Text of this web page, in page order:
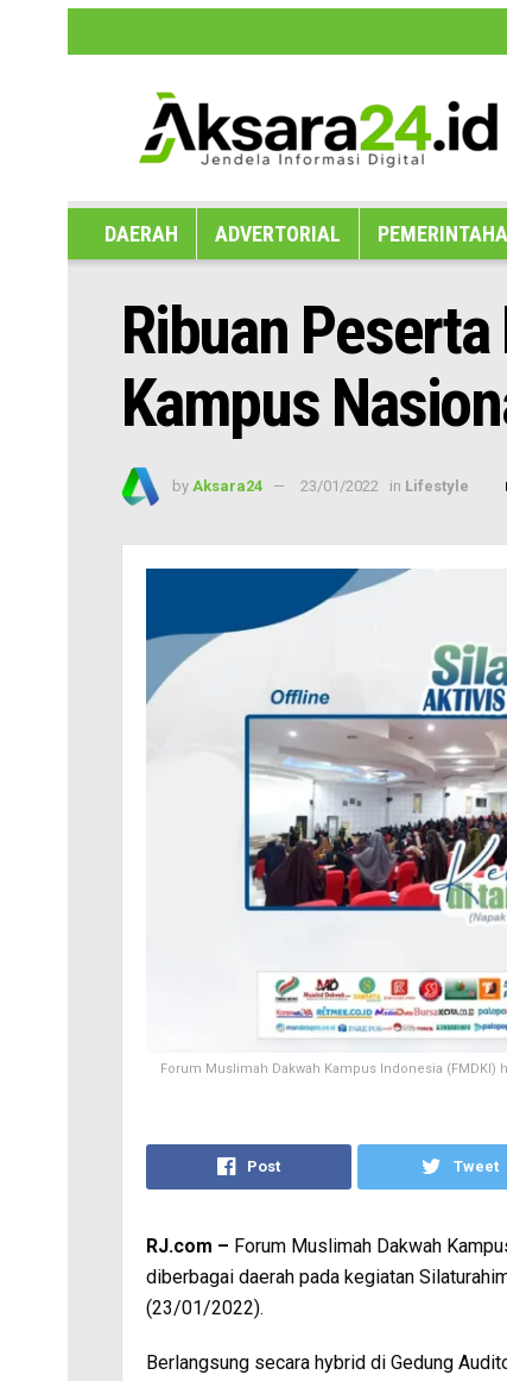
DAERAH ADVERTORIAL
Ribuan
Kampus
by Aksara24 23/01/2022 in Lifestyle
Forum Muslimah Dakwah Kampus Indonesia
Post Tweet
RJ.com – Forum Muslimah Dakwah
diberbagai daerah pada kegiatan
(23/01/2022).
Berlangsung secara hybrid di Gedung